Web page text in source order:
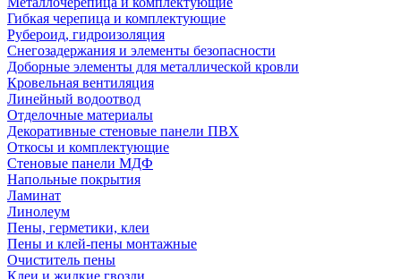
Гибкая черепица и комплектующие
Рубероид, гидроизоляция
Снегозадержания и элементы безопасности
Доборные элементы для металлической кровли
Кровельная вентиляция
Линейный водоотвод
Отделочные материалы
Декоративные стеновые панели ПВХ
Откосы и комплектующие
Стеновые панели МДФ
Напольные покрытия
Ламинат
Линолеум
Пены, герметики, клеи
Пены и клей-пены монтажные
Очиститель пены
Клеи и жидкие гвозди